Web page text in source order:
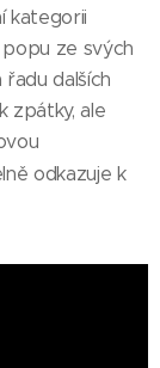
kategorii
popu ze svých
dalších
zpátky, ale
odkazuje k